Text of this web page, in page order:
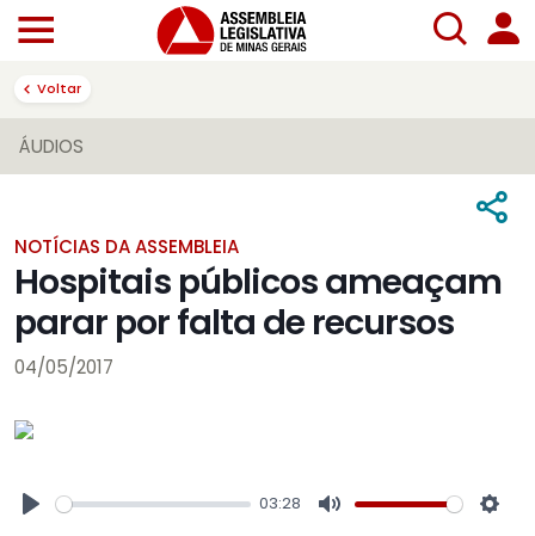
Voltar
ÁUDIOS
NOTÍCIAS DA ASSEMBLEIA
Hospitais públicos ameaçam
parar por falta de recursos
04/05/2017
03:28